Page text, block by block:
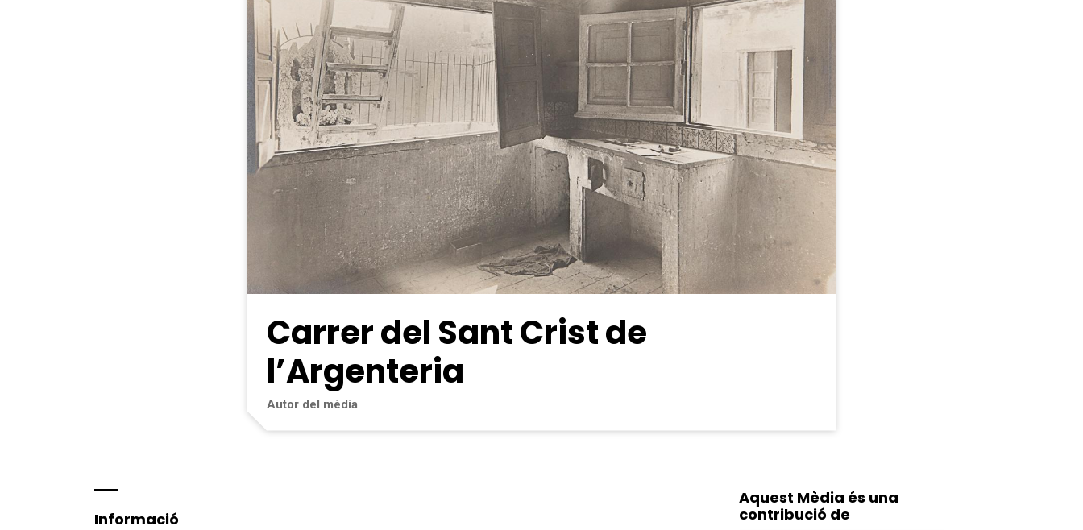
Carrer del Sant Crist de
l’Argenteria
Autor del mèdia
Informació
Aquest Mèdia és una
contribució de